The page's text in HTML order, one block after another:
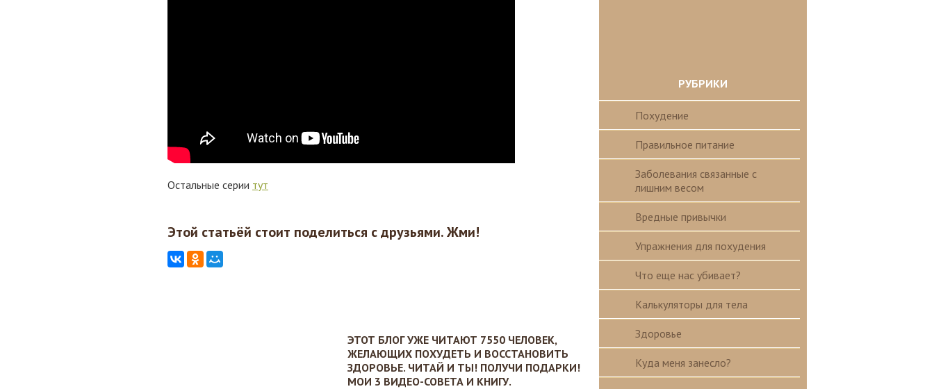
Остальные серии тут
Этой статьёй стоит поделиться с друзьями. Жми!
ЭТОТ БЛОГ УЖЕ ЧИТАЮТ 7550 ЧЕЛОВЕК,
ЖЕЛАЮЩИХ ПОХУДЕТЬ И ВОССТАНОВИТЬ
ЗДОРОВЬЕ. ЧИТАЙ И ТЫ! ПОЛУЧИ ПОДАРКИ!
МОИ 3 ВИДЕО-СОВЕТА И КНИГУ.
РУБРИКИ
Похудение
Правильное питание
Заболевания связанные с
лишним весом
Вредные привычки
Упражнения для похудения
Что еще нас убивает?
Калькуляторы для тела
Здоровье
Куда меня занесло?